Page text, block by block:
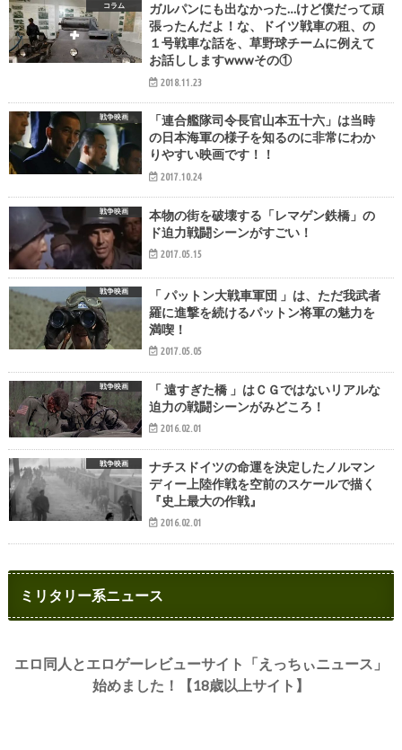
コラム
ガルパンにも出なかった…けど僕だって頑
張ったんだよ！な、ドイツ戦車の租、の
１号戦車な話を、草野球チームに例えて
お話ししますwwwその①
2018.11.23
戦争映画
「連合艦隊司令長官山本五十六」は当時
の日本海軍の様子を知るのに非常にわか
りやすい映画です！！
2017.10.24
戦争映画
本物の街を破壊する「レマゲン鉄橋」の
ド迫力戦闘シーンがすごい！
2017.05.15
戦争映画
「 パットン大戦車軍団 」は、ただ我武者
羅に進撃を続けるパットン将軍の魅力を
満喫！
2017.05.05
戦争映画
「 遠すぎた橋 」はＣＧではないリアルな
迫力の戦闘シーンがみどころ！
2016.02.01
戦争映画
ナチスドイツの命運を決定したノルマン
ディー上陸作戦を空前のスケールで描く
『史上最大の作戦』
2016.02.01
ミリタリー系ニュース
エロ同人とエロゲーレビューサイト「えっちぃニュース」
始めました！【18歳以上サイト】